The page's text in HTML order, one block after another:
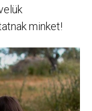
minket!